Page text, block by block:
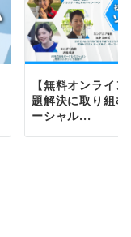
【無料オンライ
題解決に取り組
ーシャル...